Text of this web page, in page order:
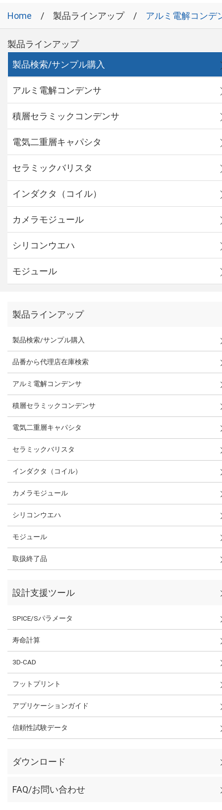
Home 製品ラインアップ アルミ電解コンデ
製品ラインアップ
製品検索/サンプル購入
アルミ電解コンデンサ
積層セラミックコンデンサ
電気二重層キャパシタ
セラミックバリスタ
インダクタ（コイル）
カメラモジュール
シリコンウエハ
モジュール
製品ラインアップ
製品検索/サンプル購入
品番から代理店在庫検索
アルミ電解コンデンサ
積層セラミックコンデンサ
電気二重層キャパシタ
セラミックバリスタ
インダクタ（コイル）
カメラモジュール
シリコンウエハ
モジュール
取扱終了品
設計支援ツール
SPICE/Sパラメータ
寿命計算
3D-CAD
フットプリント
アプリケーションガイド
信頼性試験データ
ダウンロード
FAQ/お問い合わせ